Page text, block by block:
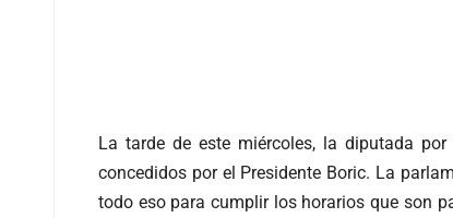
La tarde de este miércoles, la diputada
concedidos por el Presidente Boric. La
todo eso para cumplir los horarios que son